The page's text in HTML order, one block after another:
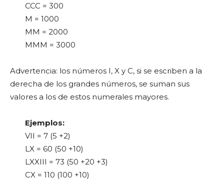
CCC = 300
M = 1000
MM = 2000
MMM = 3000
Advertencia: los números I, X y C, si se escriben a la
derecha de los grandes números, se suman sus
valores a los de estos numerales mayores.
Ejemplos:
VII = 7 (5 +2)
LX = 60 (50 +10)
LXXIII = 73 (50 +20 +3)
CX = 110 (100 +10)